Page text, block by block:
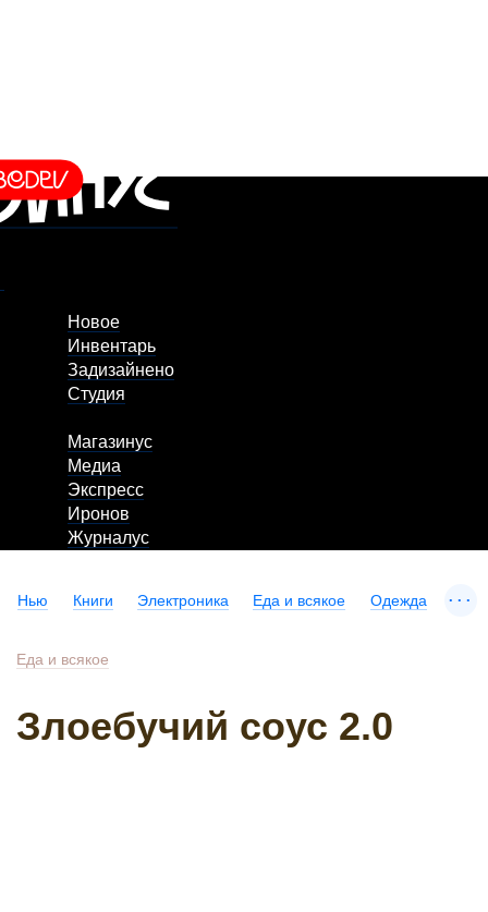
Новое
Инвентарь
Задизайнено
Студия
Магазинус
Медиа
Экспресс
Иронов
Журналус
Нью Книги Электроника Еда и всякое Одежда ...
Еда и всякое
Злоебучий соус 2.0